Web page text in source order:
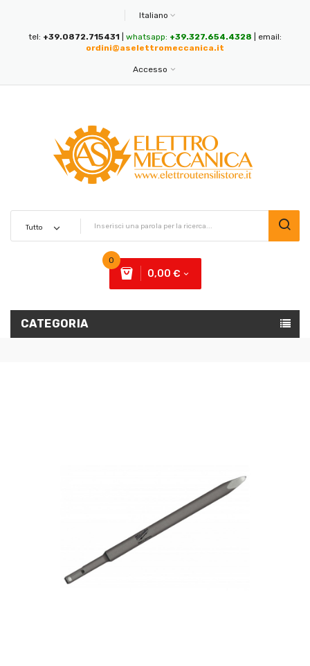
Italiano
tel: +39.0872.715431 whatsapp: +39.327.654.4328 | email:
ordini@aselettromeccanica.it
Accesso
0
0,00 €
CATEGORIA